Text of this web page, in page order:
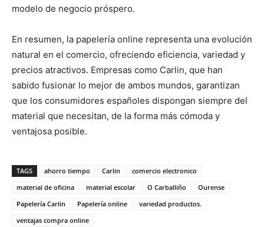
modelo de negocio próspero.
En resumen, la papelería online representa una evolución
natural en el comercio, ofreciendo eficiencia, variedad y
precios atractivos. Empresas como Carlin, que han
sabido fusionar lo mejor de ambos mundos, garantizan
que los consumidores españoles dispongan siempre del
material que necesitan, de la forma más cómoda y
ventajosa posible.
TAGS ahorro tiempo Carlin
comercio electronico
material de oficina
material escolar O Carballiño
Ourense
Papelería Carlin
Papelería online
variedad productos.
ventajas compra online